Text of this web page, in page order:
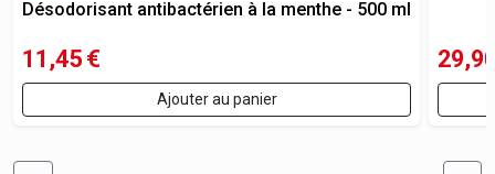
Désodorisant antibactérien à la menthe - 500 ml
11,45 €
Ajouter au panier